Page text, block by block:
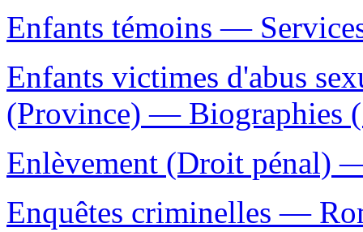
Enfants témoins —
Enfants victimes d'abus
(Province) — Biographies
Enlèvement (Droit pénal)
Enquêtes criminelles —